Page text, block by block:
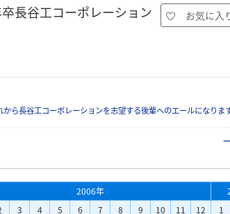
みんなのDX企業就職ブランド調査
長谷工コーポレーション
お気に入
ら長谷工コーポレーションを志望する後輩へのエールになりま
2006年
3 4 5 6 7 8 9 10 11 12 1